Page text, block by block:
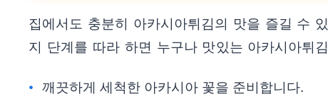
집에서도 충분히 아카시아튀김의 맛을 즐길 수
지 단계를 따라 하면 누구나 맛있는 아카시아튀
깨끗하게 세척한 아카시아 꽃을 준비합니다.